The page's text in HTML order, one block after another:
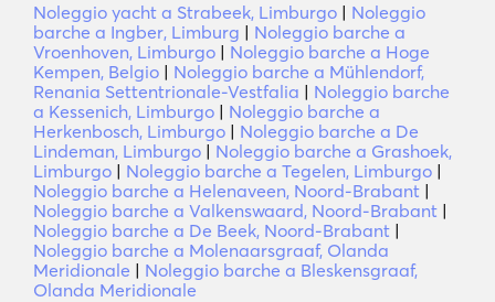
Noleggio yacht a Strabeek, Limburgo | Noleggio
barche a Ingber, Limburg | Noleggio barche a
Vroenhoven, Limburgo | Noleggio barche a Hoge
Kempen, Belgio | Noleggio barche a Mühlendorf,
Renania Settentrionale-Vestfalia | Noleggio barche
a Kessenich, Limburgo | Noleggio barche a
Herkenbosch, Limburgo | Noleggio barche a De
Lindeman, Limburgo | Noleggio barche a Grashoek,
Limburgo | Noleggio barche a Tegelen, Limburgo |
Noleggio barche a Helenaveen, Noord-Brabant |
Noleggio barche a Valkenswaard, Noord-Brabant |
Noleggio barche a De Beek, Noord-Brabant |
Noleggio barche a Molenaarsgraaf, Olanda
Meridionale | Noleggio barche a Bleskensgraaf,
Olanda Meridionale